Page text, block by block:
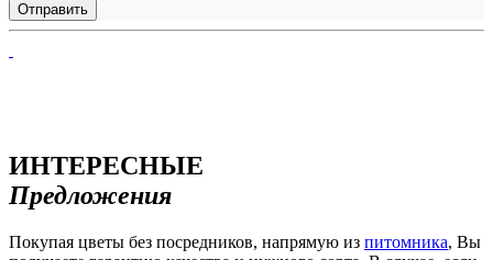
ИНТЕРЕСНЫЕ
Предложения
Покупая цветы без посредников, напрямую из питомника, Вы